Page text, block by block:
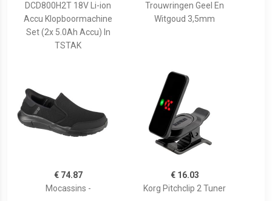
DCD800H2T 18V Li-ion
Accu Klopboormachine
Set (2x 5.0Ah Accu) In
TSTAK
Trouwringen Geel En
Witgoud 3,5mm
€ 74.87
Mocassins -
€ 16.03
Korg Pitchclip 2 Tuner